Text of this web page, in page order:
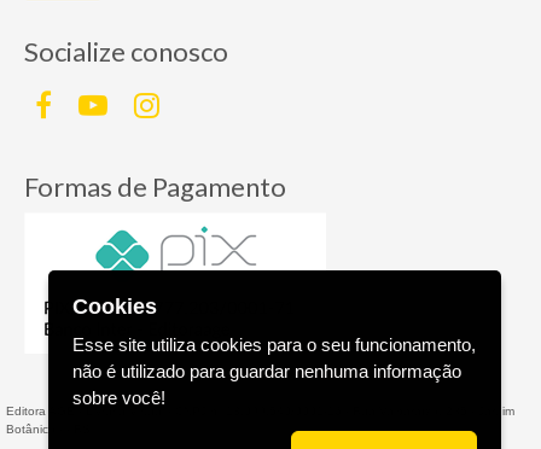
Socialize conosco
Formas de Pagamento
Editora AGE - Livraria Virtual - CNPJ n° 13.099.540/0001-16 - Rua Valparaíso, 285 - Jardim
Botânico - - RS
Cookies
Esse site utiliza cookies para o seu funcionamento,
não é utilizado para guardar nenhuma informação
sobre você!